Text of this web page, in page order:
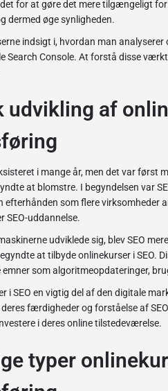
for at gøre det mere tilgængeligt
dermed øge synligheden.
indsigt i, hvordan man
Search Console. At forstå disse
udvikling af
i mange år, men det var
at blomstre. I begyndelsen var
efterhånden som flere virksomheder
SEO-uddannelse.
udviklede sig, blev SEO
at tilbyde onlinekurser i SEO.
som algoritmeopdateringer,
i SEO en vigtig del af den digitale
færdigheder og forståelse af
i deres online tilstedeværelse.
typer